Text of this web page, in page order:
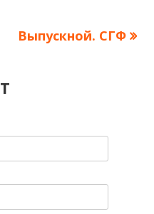
Следующая
Выпускной. СГФ